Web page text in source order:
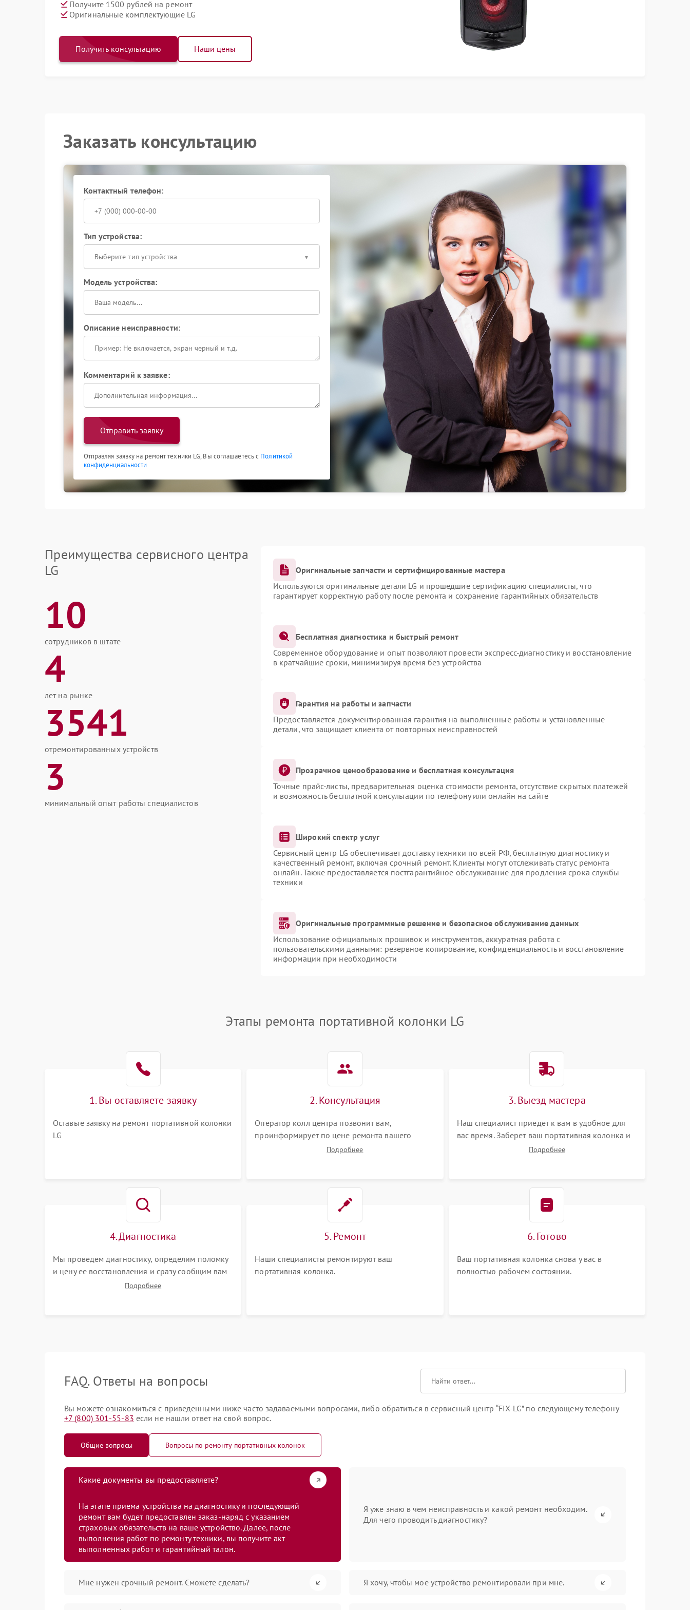
Получите 1500 рублей на ремонт
Оригинальные комплектующие LG
Получить консультацию Наши цены
Заказать консультацию
Контактный телефон:
Тип устройства:
Выберите тип устройства
Модель устройства:
Описание неисправности:
Комментарий к заявке:
Отправить заявку
Отправляя заявку на ремонт техники LG, Вы соглашаетесь с Политикой
конфиденциальности
Преимущества сервисного центра
LG
10
сотрудников в штате
4
лет на рынке
3541
отремонтированных устройств
3
минимальный опыт работы специалистов
Оригинальные запчасти и сертифицированные мастера
Используются оригинальные детали LG и прошедшие сертификацию специалисты, что
гарантирует корректную работу после ремонта и сохранение гарантийных обязательств
Бесплатная диагностика и быстрый ремонт
Современное оборудование и опыт позволяют провести экспресс-диагностику и восстановление
в кратчайшие сроки, минимизируя время без устройства
Гарантия на работы и запчасти
Предоставляется документированная гарантия на выполненные работы и установленные
детали, что защищает клиента от повторных неисправностей
Прозрачное ценообразование и бесплатная консультация
Точные прайс-листы, предварительная оценка стоимости ремонта, отсутствие скрытых платежей
и возможность бесплатной консультации по телефону или онлайн на сайте
Широкий спектр услуг
Сервисный центр LG обеспечивает доставку техники по всей РФ, бесплатную диагностику и
качественный ремонт, включая срочный ремонт. Клиенты могут отслеживать статус ремонта
онлайн. Также предоставляется постгарантийное обслуживание для продления срока службы
техники
Оригинальные программные решение и безопасное обслуживание данных
Использование официальных прошивок и инструментов, аккуратная работа с
пользовательскими данными: резервное копирование, конфиденциальность и восстановление
информации при необходимости
Этапы ремонта портативной колонки LG
1. Вы оставляете заявку
Оставьте заявку на ремонт портативной колонки
LG
2. Консультация
Оператор колл центра позвонит вам,
проинформирует по цене ремонта вашего
портативной колонки а также ответит на все
Подробнее
3. Выезд мастера
Наш специалист приедет к вам в удобное для
вас время. Заберет ваш портативная колонка и
привезет на склад для диагностики.
Подробнее
4. Диагностика
Мы проведем диагностику, определим поломку
и цену ее восстановления и сразу сообщим вам
о сроках ее устраненияПодробнее
5. Ремонт
Наши специалисты ремонтируют ваш
портативная колонка.
6. Готово
Ваш портативная колонка снова у вас в
полностью рабочем состоянии.
FAQ. Ответы на вопросы
Вы можете ознакомиться с приведенными ниже часто задаваемыми вопросами, либо обратиться в сервисный центр “FIX-LG” по следующему телефону
+7 (800) 301-55-83 если не нашли ответ на свой вопрос.
Общие вопросы Вопросы по ремонту портативных колонок
Какие документы вы предоставляете?
На этапе приема устройства на диагностику и последующий
ремонт вам будет предоставлен заказ-наряд с указанием
страховых обязательств на ваше устройство. Далее, после
выполнения работ по ремонту техники, вы получите акт
выполненных работ и гарантийный талон.
Я уже знаю в чем неисправность и какой ремонт необходим.
Для чего проводить диагностику?
Мне нужен срочный ремонт. Сможете сделать? Я хочу, чтобы мое устройство ремонтировали при мне.